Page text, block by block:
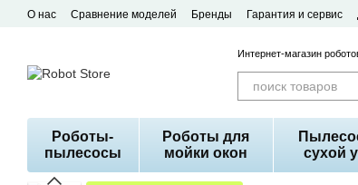
Перейти к основному контенту
О нас Сравнение моделей Бренды Гарантия и сервис
Интернет-магазин
Роботы-
пылесосы
Роботы для
мойки окон
сухой